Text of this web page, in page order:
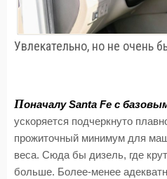
Увлекательно, но не очень
Поначалу Santa Fе с
ускоряется подчеркнуто
прожиточный минимум для
веса. Сюда бы дизель, где
больше. Более-менее